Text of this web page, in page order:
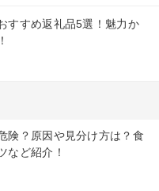
すすめ返礼品5選！魅力か
険？原因や見分け方は？食
など紹介！